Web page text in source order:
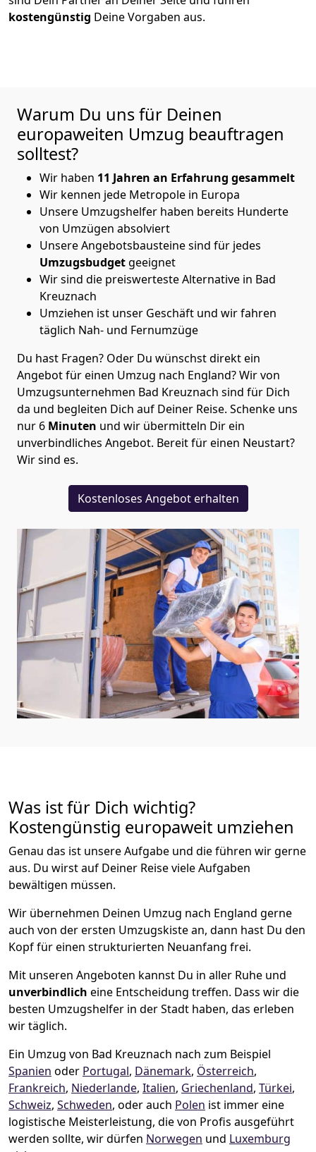
kostengünstig Deine Vorgaben aus.
Warum Du uns für Deinen
europaweiten Umzug beauftragen
solltest?
Wir haben 11 Jahren an Erfahrung gesammelt
Wir kennen jede Metropole in Europa
Unsere Umzugshelfer haben bereits Hunderte
von Umzügen absolviert
Unsere Angebotsbausteine sind für jedes
Umzugsbudgetgeeignet
Wir sind die preiswerteste Alternative in Bad
Kreuznach
Umziehen ist unser Geschäft und wir fahren
täglich Nah- und Fernumzüge
Du hast Fragen? Oder Du wünschst direkt ein
Angebot für einen Umzug nach England? Wir von
Umzugsunternehmen Bad Kreuznach sind für Dich
da und begleiten Dich auf Deiner Reise. Schenke uns
nur 6 Minuten und wir übermitteln Dir ein
unverbindliches Angebot. Bereit für einen Neustart?
Wir sind es.
Kostenloses Angebot erhalten
Was ist für Dich wichtig?
Kostengünstig europaweit umziehen
Genau das ist unsere Aufgabe und die führen wir gerne
aus. Du wirst auf Deiner Reise viele Aufgaben
bewältigen müssen.
Wir übernehmen Deinen Umzug nach England gerne
auch von der ersten Umzugskiste an, dann hast Du den
Kopf für einen strukturierten Neuanfang frei.
Mit unseren Angeboten kannst Du in aller Ruhe und
unverbindlich eine Entscheidung treffen. Dass wir die
besten Umzugshelfer in der Stadt haben, das erleben
wir täglich.
Ein Umzug von Bad Kreuznach nach zum Beispiel
Spanien oder Portugal, Dänemark, Österreich,
Frankreich, Niederlande, Italien, Griechenland, Türkei,
Schweiz, Schweden, oder auch Polen ist immer eine
logistische Meisterleistung, die von Profis ausgeführt
werden sollte, wir dürfen Norwegen und Luxemburg